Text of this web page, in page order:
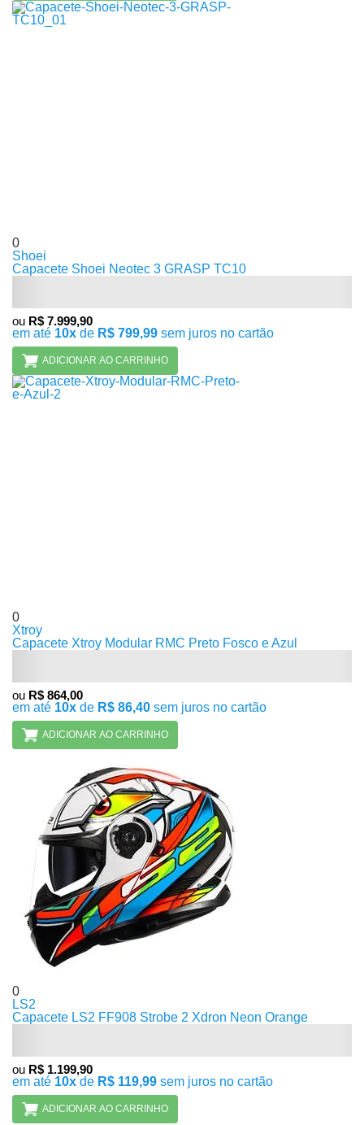
0
Shoei
Capacete Shoei Neotec 3 GRASP TC10
ou R$ 7.999,90
em até 10x de R$ 799,99 sem juros no cartão
ADICIONAR AO CARRINHO
0
Xtroy
Capacete Xtroy Modular RMC Preto Fosco e Azul
ou R$ 864,00
em até 10x de R$ 86,40 sem juros no cartão
ADICIONAR AO CARRINHO
0
LS2
Capacete LS2 FF908 Strobe 2 Xdron Neon Orange
ou R$ 1.199,90
em até 10x de R$ 119,99 sem juros no cartão
ADICIONAR AO CARRINHO